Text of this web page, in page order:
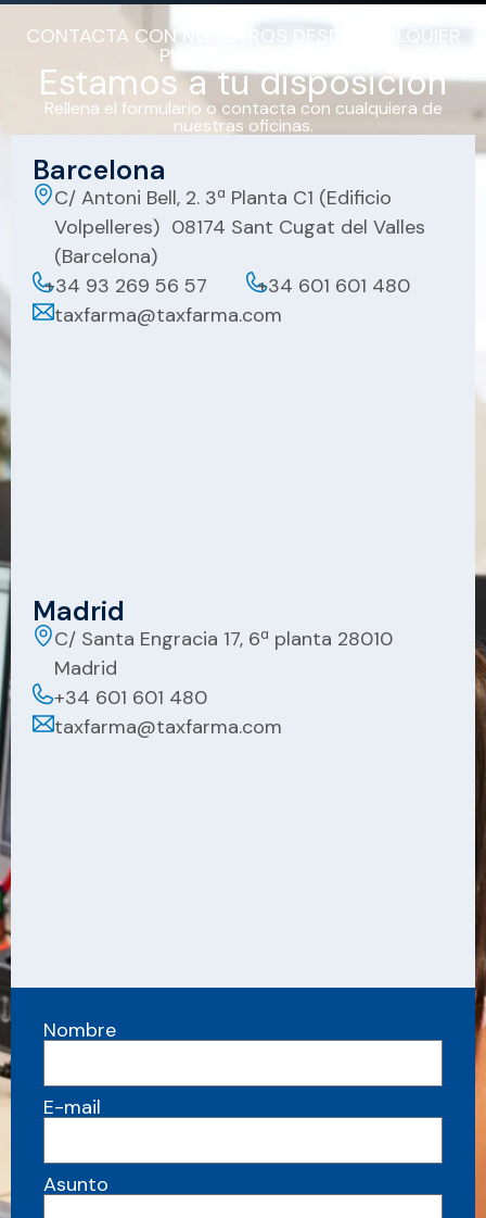
CONTACTA CON NOSOTROS DESDE CUALQUIER
PUNTO DE ESPAÑA
Estamos a tu disposición
Rellena el formulario o contacta con cualquiera de
nuestras oficinas.
Barcelona
C/ Antoni Bell, 2. 3ª Planta C1 (Edificio
Volpelleres) 08174 Sant Cugat del Valles
(Barcelona)
+34 93 269 56 57
+34 601 601 480
taxfarma@taxfarma.com
Madrid
C/ Santa Engracia 17, 6ª planta 28010
Madrid
+34 601 601 480
taxfarma@taxfarma.com
Nombre
E-mail
Asunto